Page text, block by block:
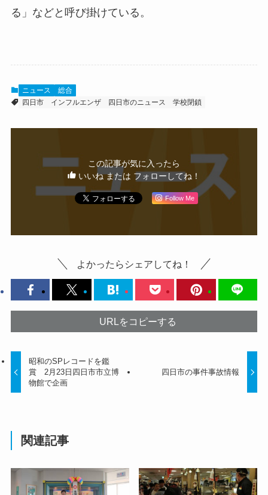
る」などと呼び掛けている。
ニュース
総合
四日市
インフルエンザ 四日市のニュース 学校閉鎖
この記事が気に入ったら
いいね または フォローしてね！
Follow Me
よかったらシェアしてね！
URLをコピーする
昭和のSPレコードを鑑
賞 2月23日四日市市立博
物館で企画
四日市の事件事故情報
関連記事